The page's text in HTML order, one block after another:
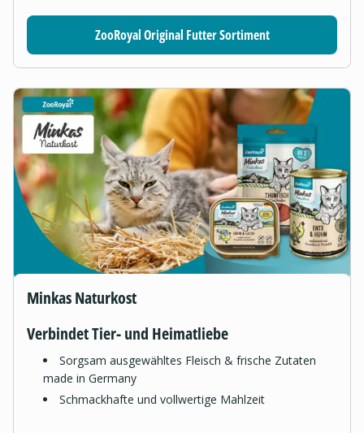
ZooRoyal Original Futter Sortiment
Minkas Naturkost
Verbindet Tier- und Heimatliebe
Sorgsam ausgewähltes Fleisch & frische Zutaten
made in Germany
Schmackhafte und vollwertige Mahlzeit